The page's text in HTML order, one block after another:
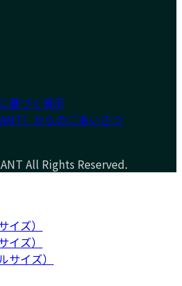
基づく表示
）からのごあいさつ
All Rights Reserved.
イズ）
イズ）
サイズ）